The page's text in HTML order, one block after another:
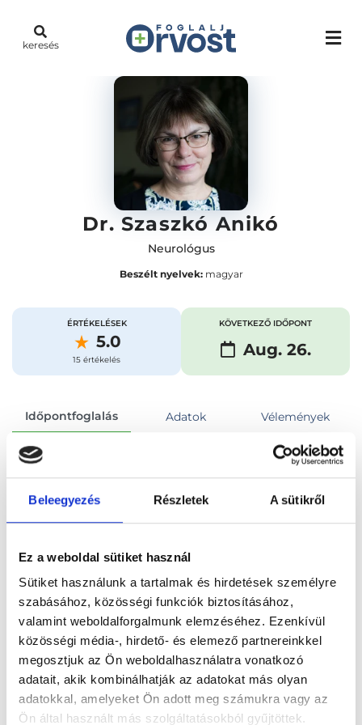
Beleegyezés Részletek A sütikről
Ez a weboldal sütiket használ
Sütiket használunk a tartalmak és hirdetések személyre
szabásához, közösségi funkciók biztosításához,
valamint weboldalforgalmunk elemzéséhez. Ezenkívül
közösségi média-, hirdető- és elemező partnereinkkel
megosztjuk az Ön weboldalhasználatra vonatkozó
adatait, akik kombinálhatják az adatokat más olyan
adatokkal, amelyeket Ön adott meg számukra vagy az
Ön által használt más szolgáltatásokból gyűjtöttek.
keresés
Dr. Szaszkó Anikó
Neurológus
Beszélt nyelvek:magyar
ÉRTÉKELÉSEK
5.0
15 értékelés
KÖVETKEZŐ IDŐPONT
Aug. 26.
Időpontfoglalás Adatok Vélemények
Foglalj időpontot
Összes szakterület Neurológiai szakorvosi vizsgálat
Főoldal Orvosok Neurológus
Neurológus, Budapest, III. kerület
Dr. Szaszkó Anikó